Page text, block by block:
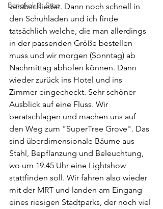
Bangkok 3. Stop
verabschiedet. Dann noch schnell in
den Schuhladen und ich finde
tatsächlich welche, die man allerdings
in der passenden Größe bestellen
muss und wir morgen (Sonntag) ab
Nachmittag abholen können. Dann
wieder zurück ins Hotel und ins
Zimmer eingecheckt. Sehr schöner
Ausblick auf eine Fluss. Wir
beratschlagen und machen uns auf
den Weg zum "SuperTree Grove". Das
sind überdimensionale Bäume aus
Stahl, Bepflanzung und Beleuchtung,
wo um 19.45 Uhr eine Lightshow
stattfinden soll. Wir fahren also wieder
mit der MRT und landen am Eingang
eines riesigen Stadtparks, der noch viel